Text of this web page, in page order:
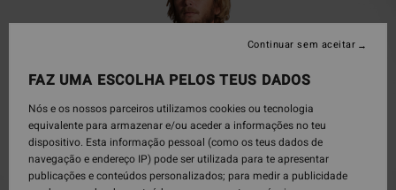
FAZ UMA ESCOLHA PELOS TEUS DADOS
Nós e os nossos parceiros utilizamos cookies ou tecnologia
equivalente para armazenar e/ou aceder a informações no teu
dispositivo. Esta informação pessoal (como os teus dados de
navegação e endereço IP) pode ser utilizada para te apresentar
publicações e conteúdos personalizados; para medir a publicidade
Continuar sem aceitar